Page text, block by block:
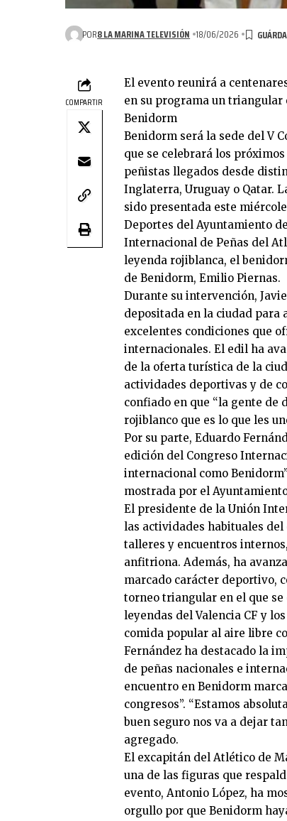
POR8 LA MARINA TELEVISIÓN 18/06/2026
COMPARTIR
El evento reunirá a
en su programa un
Benidorm
Benidorm será la sede del V
que se celebrará los
peñistas llegados desde
Inglaterra, Uruguay o Qatar.
sido presentada este
Deportes del Ayuntamiento
Internacional de Peñas del
leyenda rojiblanca, el
de Benidorm, Emilio Piernas.
Durante su intervención,
depositada en la ciudad para
excelentes condiciones que
internacionales. El edil ha
de la oferta turística de la
actividades deportivas y de
confiado en que “la gente de
rojiblanco que es lo que les
Por su parte, Eduardo
edición del Congreso
internacional como
mostrada por el
El presidente de la Unión
las actividades habituales del
talleres y encuentros
anfitriona. Además, ha
marcado carácter deportivo,
torneo triangular en el que
leyendas del Valencia CF y
comida popular al aire libre
Fernández ha destacado la
de peñas nacionales e
encuentro en Benidorm
congresos”. “Estamos
buen seguro nos va a dejar
agregado.
El excapitán del Atlético de
una de las figuras que
evento, Antonio López, ha
orgullo por que Benidorm